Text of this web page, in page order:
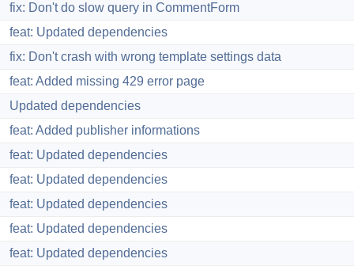
fix: Don't do slow query in CommentForm
feat: Updated dependencies
fix: Don't crash with wrong template settings data
feat: Added missing 429 error page
Updated dependencies
feat: Added publisher informations
feat: Updated dependencies
feat: Updated dependencies
feat: Updated dependencies
feat: Updated dependencies
feat: Updated dependencies